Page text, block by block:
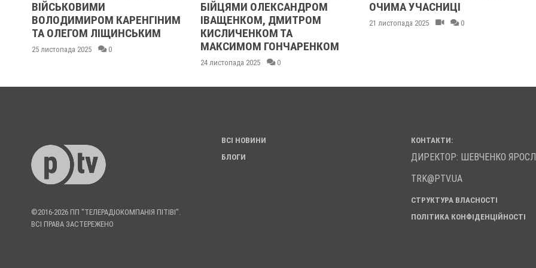
КАРЕНГІНИМ
ЛІЩИНСЬКИМ
0
БІЙЦЯМИ ОЛЕКСАНДРОМ
ІВАЩЕНКОМ, ДМИТРОМ
КИСЛИЧЕНКОМ ТА
МАКСИМОМ ГОНЧАРЕНКОМ
0
ОЧИМА УЧАСНИЦІ
21 листопада 2025 0
ТЦКАШНИКА
МАШИНА
©2016-2026 ПП "ТЕЛЕРАДІОКОМПАНІЯ ПІТІВІ".
ВСІ ПРАВА ЗАСТЕРЕЖЕНО
ВСІ НОВИНИ
БЛОГИ
КОНТАКТИ:
ДИРЕКТОР: ШЕВЧЕНКО
TRK@PTV.UA
СТРУКТУРА ВЛАСНОСТІ
ПОЛІТИКА КОНФІДЕНЦІЙНОСТІ